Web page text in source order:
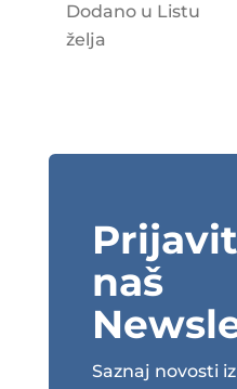
Dodano u Listu
želja
naš
Saznaj novosti